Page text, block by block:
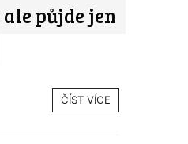
půjde jen
ČÍST VÍCE